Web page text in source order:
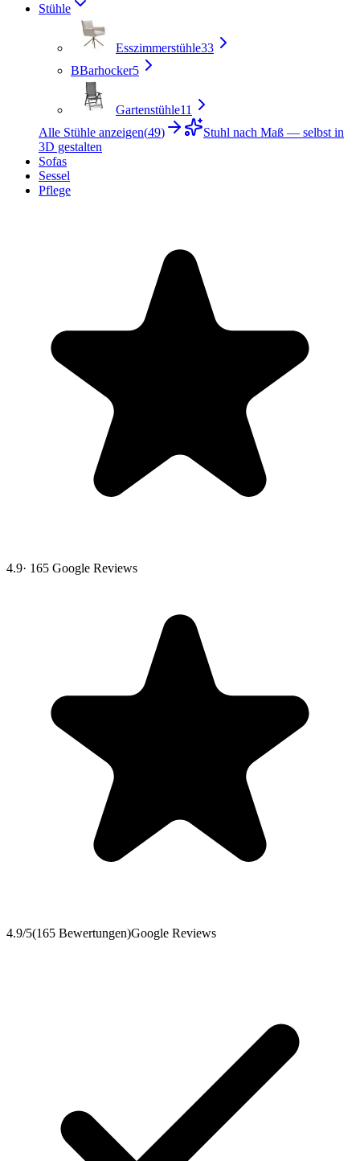
Stühle
Esszimmerstühle33
BBarhocker5
Gartenstühle11
Alle Stühle anzeigen(49)
Stuhl nach Maß — selbst in
3D gestalten
Sofas
Sessel
Pflege
4.9· 165 Google Reviews
4.9/5(165 Bewertungen)Google Reviews